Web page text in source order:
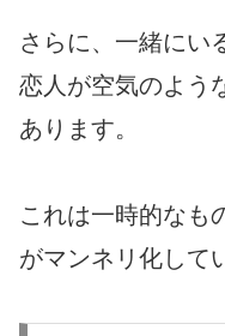
さらに、一緒にい
恋人が空気のよう
あります。
これは一時的なも
がマンネリ化して